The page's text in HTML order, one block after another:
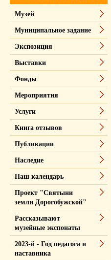
Музей
Муниципальное задание
Экспозиция
Выставки
Фонды
Мероприятия
Услуги
Книга отзывов
Публикации
Наследие
Наш календарь
Проект "Святыни
земли Дорогобужской"
Рассказывают
музейные экспонаты
2023-й - Год педагога и
наставника